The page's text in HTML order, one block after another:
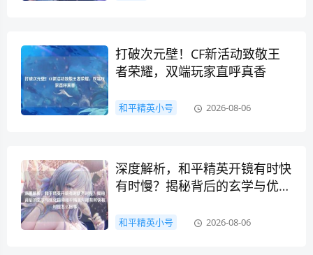
打破次元壁！CF新活动致敬王
者荣耀，双端玩家直呼真香
和平精英小号 2026-08-06
深度解析，和平精英开镜有时快
有时慢？揭秘背后的玄学与优化
怎么回事
和平精英小号 2026-08-06